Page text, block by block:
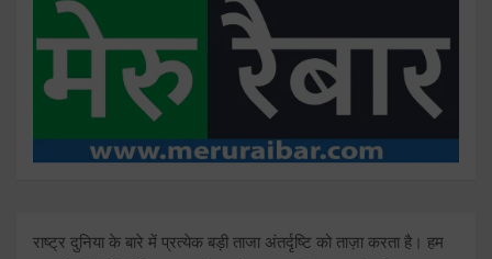
राष्ट्र दुनिया के बारे में प्रत्येक बड़ी ताजा अंतर्दृष्टि को ताज़ा करता है। हम